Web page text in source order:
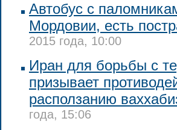
Автобус с
Мордовии, есть
2015 года, 10:00
Иран для борьбы с
призывает
расползанию
года, 15:06